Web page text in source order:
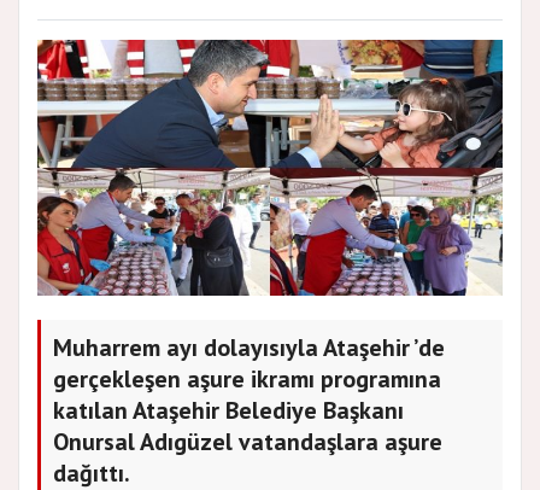
Muharrem ayı dolayısıyla Ataşehir ’de
gerçekleşen aşure ikramı programına
katılan Ataşehir Belediye Başkanı
Onursal Adıgüzel vatandaşlara aşure
dağıttı.